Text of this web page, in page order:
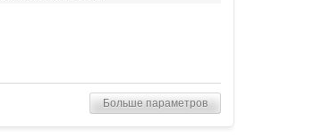
Больше параметров